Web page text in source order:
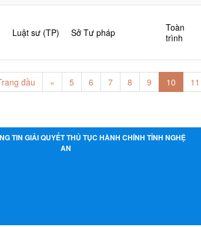
Luật sư (TP) Sở Tư pháp
Toàn
trình
đầu « 5 6 7 8 9 10 11
TIN GIẢI QUYẾT THỦ TỤC HÀNH CHÍNH TỈNH NGHỆ
AN